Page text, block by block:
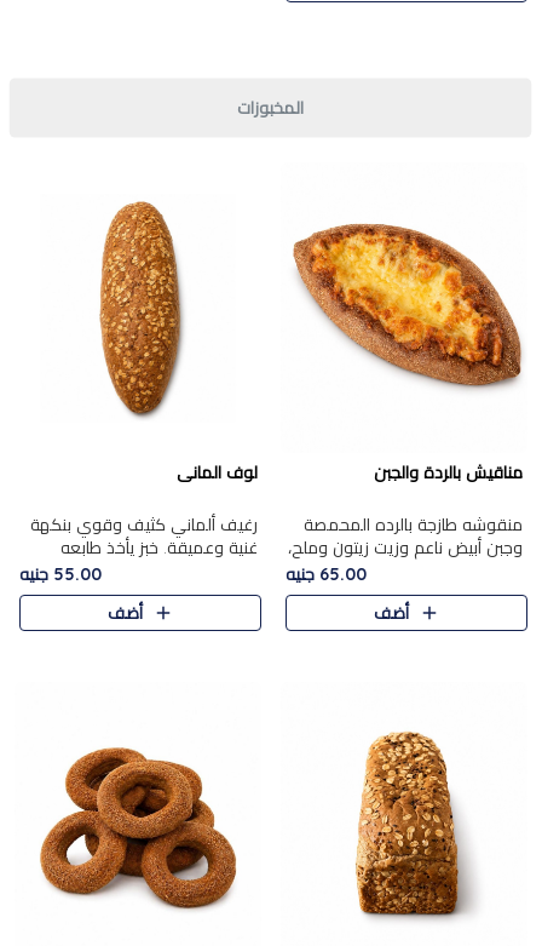
المخبوزات
مناقيش بالردة والجبن
منقوشه طازجة بالرده المحمصة
وجبن أبيض ناعم وزيت زيتون وملح،
مباشرة من الفرن.الرده مع نعومة
الجبن فوق عجينة طازجة.
65.00 جنيه
أضف
لوف المانى
رغيف ألماني كثيف وقوي بنكهة
غنية وعميقة. خبز يأخذ طابعه
55.00 جنيه
أضف